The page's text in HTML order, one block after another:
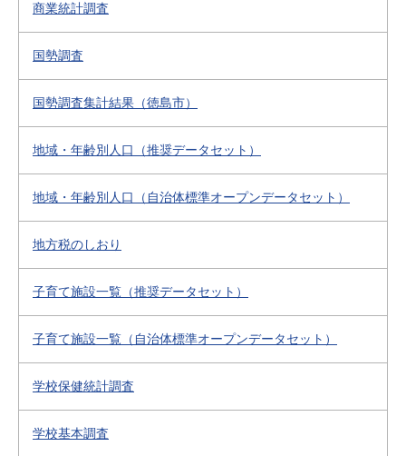
商業統計調査
国勢調査
国勢調査集計結果（徳島市）
地域・年齢別人口（推奨データセット）
地域・年齢別人口（自治体標準オープンデータセット）
地方税のしおり
子育て施設一覧（推奨データセット）
子育て施設一覧（自治体標準オープンデータセット）
学校保健統計調査
学校基本調査